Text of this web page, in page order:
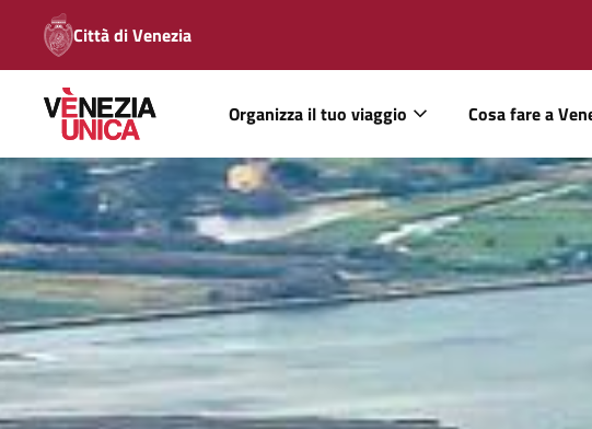
Città di Venezia
Organizza il tuo viaggio Cosa fare a